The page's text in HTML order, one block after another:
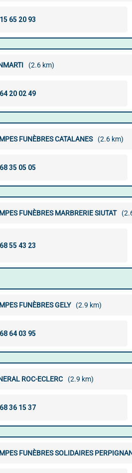
(2.6 km)
FUNÈBRES CATALANES (2.6 km)
FUNÈBRES MARBRERIE SIUTAT
FUNÈBRES GELY (2.9 km)
ROC-ECLERC (2.9 km)
FUNÈBRES SOLIDAIRES